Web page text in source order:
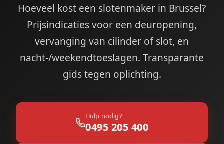
Hoeveel kost een slotenmaker in Brussel?
Prijsindicaties voor een deuropening,
vervanging van cilinder of slot, en
nacht-/weekendtoeslagen. Transparante
gids tegen oplichting.
Hulp nodig?
0495 205 400